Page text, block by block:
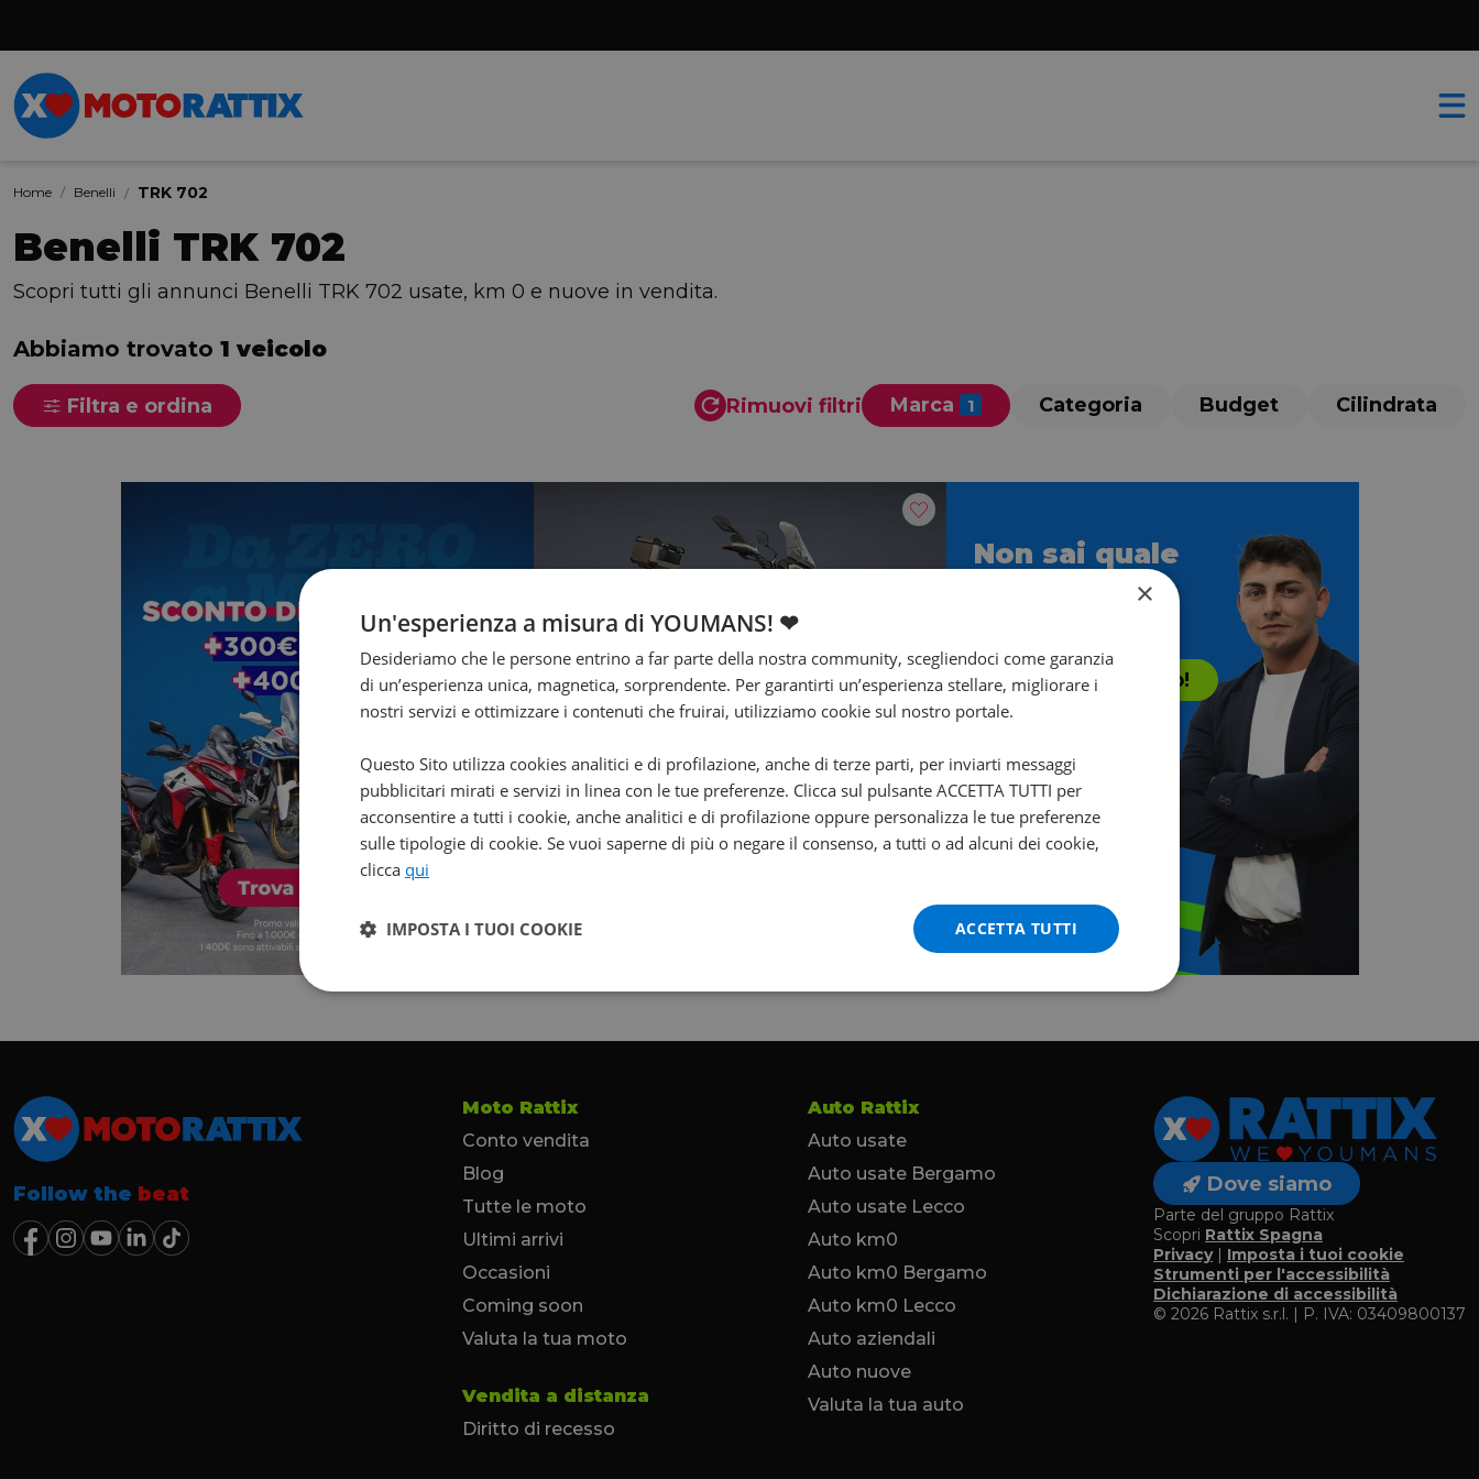
Home Benelli TRK 702
Benelli TRK 702
Scopri tutti gli annunci Benelli TRK 702 usate, km 0 e nuove in vendita.
Abbiamo trovato 1 veicolo
Filtra e ordina Rimuovi filtri Marca Categoria Budget Cilindrata
Valore futuro garantito
BENELLI TRK 702
Trk abs E5
5.990 /mese
Non sai quale
Contattalo subito!
Follow the beat
Moto Rattix
Conto vendita
Blog
Tutte le moto
Ultimi arrivi
Occasioni
Coming soon
Valuta la tua moto
Vendita a distanza
Diritto di recesso
Auto Rattix
Auto usate
Auto usate Bergamo
Auto usate Lecco
Auto km0
Auto km0 Bergamo
Auto km0 Lecco
Auto aziendali
Auto nuove
Valuta la tua auto
Dove siamo
Parte del gruppo Rattix
Scopri Rattix Spagna
Privacy| Imposta i tuoi cookie
Strumenti per l'accessibilità
Dichiarazione di accessibilità
© 2026 Rattix s.r.l. | P. IVA: 03409800137
×
Un'esperienza a misura di YOUMANS! ❤
Desideriamo che le persone entrino a far parte della nostra community, scegliendoci come garanzia
di un’esperienza unica, magnetica, sorprendente. Per garantirti un’esperienza stellare, migliorare i
nostri servizi e ottimizzare i contenuti che fruirai, utilizziamo cookie sul nostro portale.
Questo Sito utilizza cookies analitici e di profilazione, anche di terze parti, per inviarti messaggi
pubblicitari mirati e servizi in linea con le tue preferenze. Clicca sul pulsante ACCETTA TUTTI per
acconsentire a tutti i cookie, anche analitici e di profilazione oppure personalizza le tue preferenze
sulle tipologie di cookie. Se vuoi saperne di più o negare il consenso, a tutti o ad alcuni dei cookie,
clicca qui
ACCETTA TUTTI
IMPOSTA I TUOI COOKIE